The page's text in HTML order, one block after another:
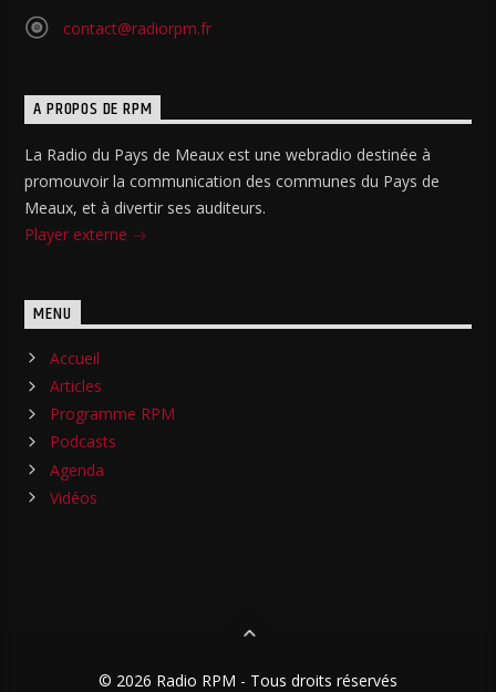
contact@radiorpm.fr
A PROPOS DE RPM
La Radio du Pays de Meaux est une webradio destinée à
promouvoir la communication des communes du Pays de
Meaux, et à divertir ses auditeurs.
Player externe
MENU
Accueil
Articles
Programme RPM
Podcasts
Agenda
Vidéos
© 2026 Radio RPM - Tous droits réservés